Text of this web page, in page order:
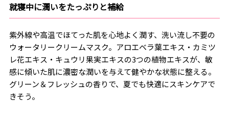
就寝中に潤いをたっぷりと補給
紫外線や高温でほてった肌を心地よく潤す、洗い流し不要の
ウォータリークリームマスク。アロエベラ葉エキス・カミツ
レ花エキス・キュウリ果実エキスの3つの植物エキスが、敏
感に傾いた肌に濃密な潤いを与えて健やかな状態に整える。
グリーン＆フレッシュの香りで、夏でも快適にスキンケアで
きそう。